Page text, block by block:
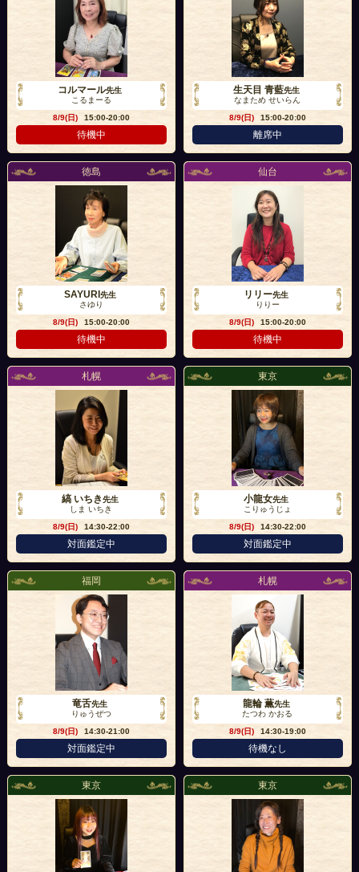
コルマール先生
こるまーる
8/9(日)
15:00-20:00
待機中
生天目 青藍先生
なまため せいらん
8/9(日)
15:00-20:00
離席中
徳島
SAYURI 先生
さゆり
8/9(日)
15:00-20:00
待機中
仙台
リリー先生
りりー
8/9(日)
15:00-20:00
待機中
札幌
縞 いちき先生
しま いちき
8/9(日)
14:30-22:00
対面鑑定中
東京
小龍女先生
こりゅうじょ
8/9(日)
14:30-22:00
対面鑑定中
福岡
竜舌先生
りゅうぜつ
8/9(日)
14:30-21:00
対面鑑定中
札幌
龍輪 薫先生
たつわ かおる
8/9(日)
14:30-19:00
待機なし
東京 東京